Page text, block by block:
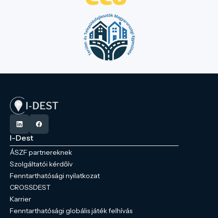
I-Dest
ÁSZF partnereknek
Szolgáltatói kérdőív
Fenntarthatósági nyilatkozat
CROSSDEST
Karrier
Fenntarthatósági globális játék felhívás